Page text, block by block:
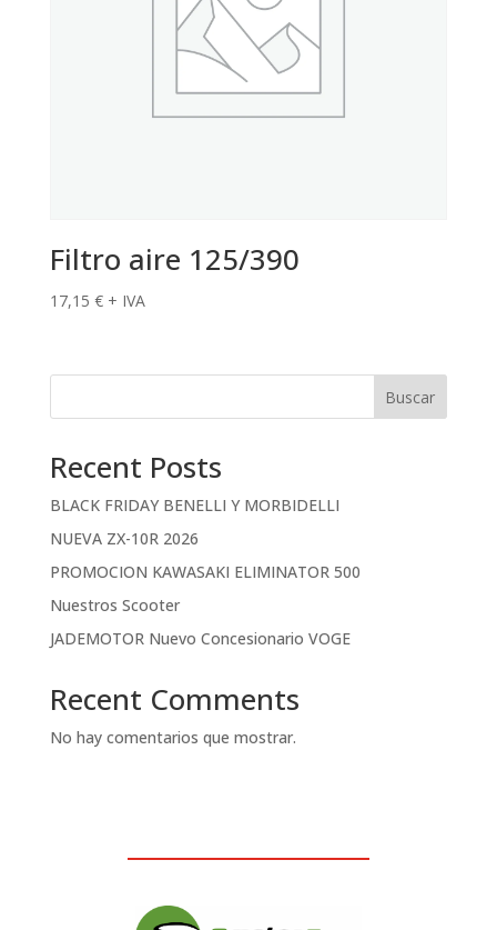
Filtro aire 125/390
17,15 € + IVA
Buscar
Recent Posts
BLACK FRIDAY BENELLI Y MORBIDELLI
NUEVA ZX-10R 2026
PROMOCION KAWASAKI ELIMINATOR 500
Nuestros Scooter
JADEMOTOR Nuevo Concesionario VOGE
Recent Comments
No hay comentarios que mostrar.